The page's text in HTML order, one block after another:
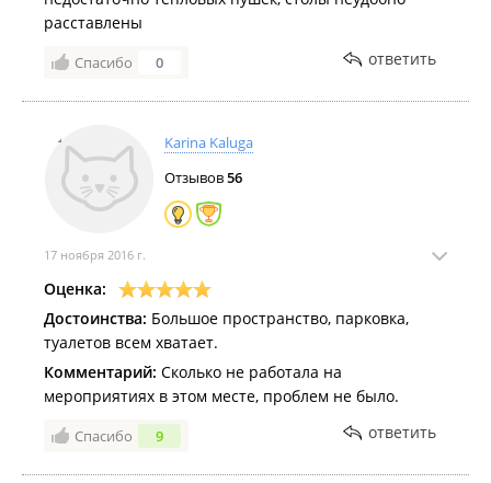
расставлены
Спасибо 0 ответить
Karina Kaluga
Отзывов56
17 ноября 2016 г.
Оценка:
Достоинства: Большое пространство, парковка,
туалетов всем хватает.
Комментарий: Сколько не работала на
мероприятиях в этом месте, проблем не было.
Спасибо 9 ответить